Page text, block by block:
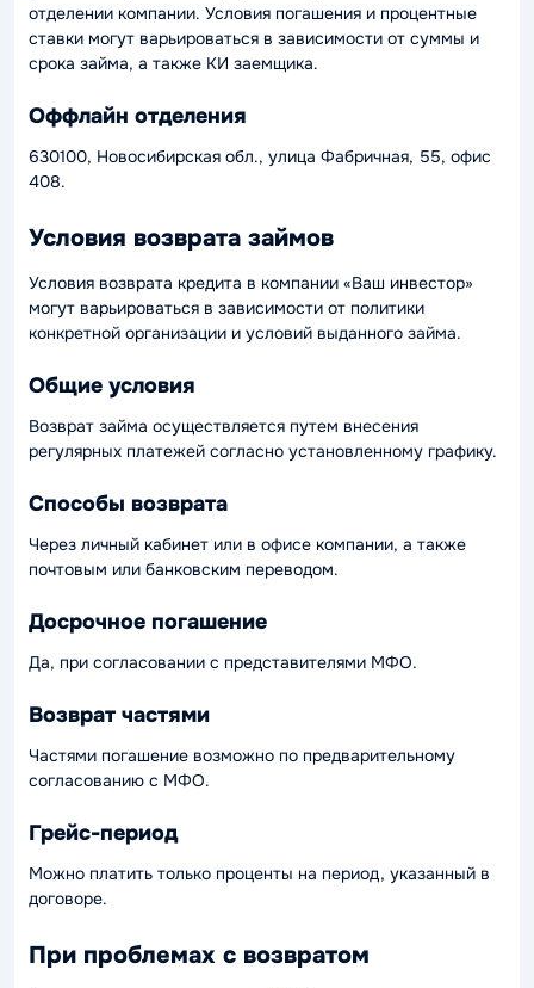
отделении компании. Условия погашения и процентные
ставки могут варьироваться в зависимости от суммы и
срока займа, а также КИ заемщика.
Оффлайн отделения
630100, Новосибирская обл., улица Фабричная, 55, офис
408.
Условия возврата займов
Условия возврата кредита в компании «Ваш инвестор»
могут варьироваться в зависимости от политики
конкретной организации и условий выданного займа.
Общие условия
Возврат займа осуществляется путем внесения
регулярных платежей согласно установленному графику.
Способы возврата
Через личный кабинет или в офисе компании, а также
почтовым или банковским переводом.
Досрочное погашение
Да, при согласовании с представителями МФО.
Возврат частями
Частями погашение возможно по предварительному
согласованию с МФО.
Грейс-период
Можно платить только проценты на период, указанный в
договоре.
При проблемах с возвратом